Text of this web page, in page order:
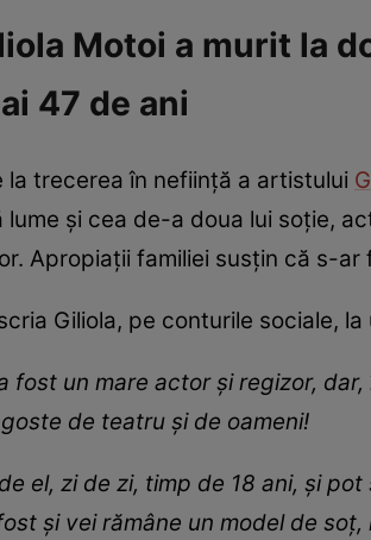
Motoi a murit la
47 de ani
la trecerea în neființă a artistului
și cea de-a doua lui soție,
Apropiații familiei susțin că s-ar
Giliola, pe conturile sociale,
fost un mare actor și regizor,
de teatru și de oameni!
el, zi de zi, timp de 18 ani, și
și vei rămâne un model de